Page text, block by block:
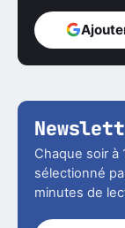
Chaque soir à
sélectionné
minutes de